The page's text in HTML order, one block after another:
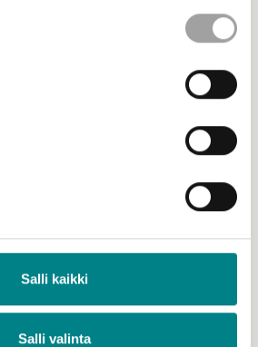
Salli kaikki
Salli valinta